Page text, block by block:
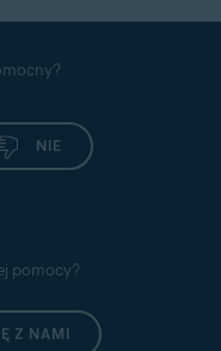
NIE
pomocy?
Z NAMI